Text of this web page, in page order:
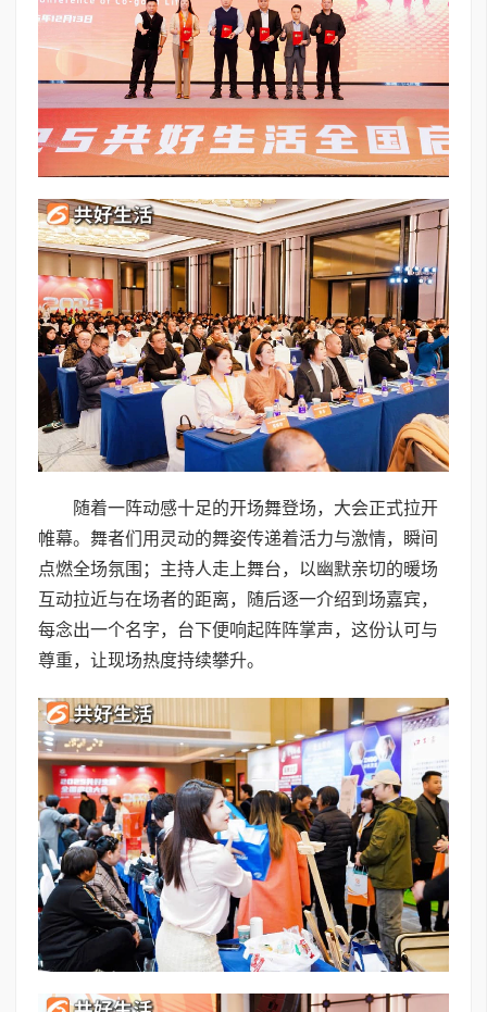
随着一阵动感十足的开场舞登场，大会正式拉开
帷幕。舞者们用灵动的舞姿传递着活力与激情，瞬间
点燃全场氛围；主持人走上舞台，以幽默亲切的暖场
互动拉近与在场者的距离，随后逐一介绍到场嘉宾，
每念出一个名字，台下便响起阵阵掌声，这份认可与
尊重，让现场热度持续攀升。